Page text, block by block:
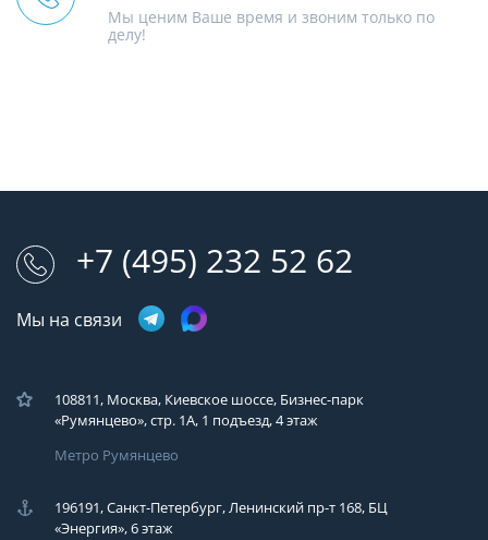
Мы ценим Ваше время и звоним только по
делу!
+7 (495) 232 52 62
Мы на связи
108811, Москва, Киевское шоссе, Бизнес-парк
«Румянцево», стр. 1А, 1 подъезд, 4 этаж
Метро Румянцево
196191, Санкт-Петербург, Ленинский пр-т 168, БЦ
«Энергия», 6 этаж